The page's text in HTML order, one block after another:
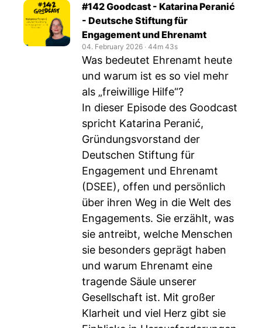
#142 Goodcast - Katarina Peranić
- Deutsche Stiftung für
Engagement und Ehrenamt
04. February 2026 ‧ 44m 43s
Was bedeutet Ehrenamt heute
und warum ist es so viel mehr
als „freiwillige Hilfe“?
In dieser Episode des Goodcast
spricht Katarina Peranić,
Gründungsvorstand der
Deutschen Stiftung für
Engagement und Ehrenamt
(DSEE), offen und persönlich
über ihren Weg in die Welt des
Engagements. Sie erzählt, was
sie antreibt, welche Menschen
sie besonders geprägt haben
und warum Ehrenamt eine
tragende Säule unserer
Gesellschaft ist. Mit großer
Klarheit und viel Herz gibt sie